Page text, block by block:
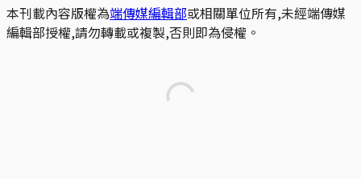
本刊載內容版權為端傳媒編輯部或相關單位所有,未經端傳媒
編輯部授權,請勿轉載或複製,否則即為侵權。